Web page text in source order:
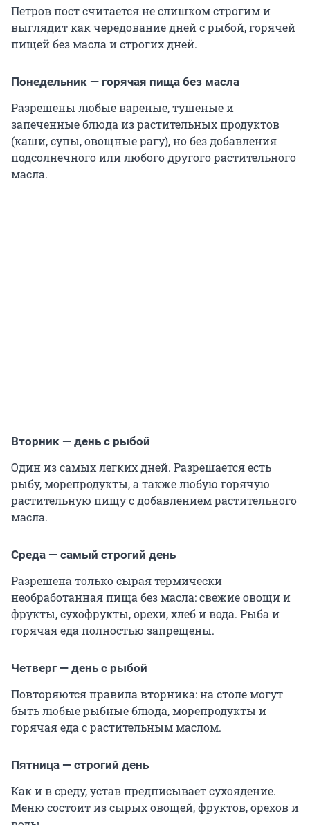
Петров пост считается не слишком строгим и
выглядит как чередование дней с рыбой, горячей
пищей без масла и строгих дней.
Понедельник — горячая пища без масла
Разрешены любые вареные, тушеные и
запеченные блюда из растительных продуктов
(каши, супы, овощные рагу), но без добавления
подсолнечного или любого другого растительного
масла.
Вторник — день с рыбой
Один из самых легких дней. Разрешается есть
рыбу, морепродукты, а также любую горячую
растительную пищу с добавлением растительного
масла.
Среда — самый строгий день
Разрешена только сырая термически
необработанная пища без масла: свежие овощи и
фрукты, сухофрукты, орехи, хлеб и вода. Рыба и
горячая еда полностью запрещены.
Четверг — день с рыбой
Повторяются правила вторника: на столе могут
быть любые рыбные блюда, морепродукты и
горячая еда с растительным маслом.
Пятница — строгий день
Как и в среду, устав предписывает сухоядение.
Меню состоит из сырых овощей, фруктов, орехов и